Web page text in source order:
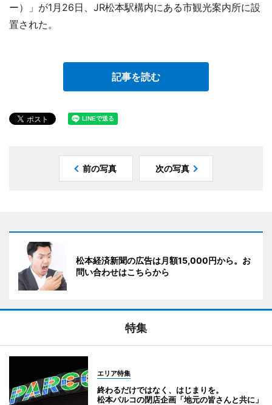
ー）」が1月26日、JR松本駅構内にある市観光案内所に設
置された。
記事を読む
前の写真 次の写真
松本経済新聞の広告は月額15,000円から。お
問い合わせはこちらから
特集
エリア特集
終わるだけではなく、はじまりを。
松本パルコの閉店企画「地元の皆さんと共に」